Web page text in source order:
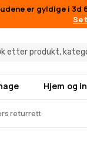
er gyldige i3d
Se
Hjem og
returrett